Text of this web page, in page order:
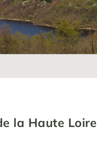
la Haute Loire